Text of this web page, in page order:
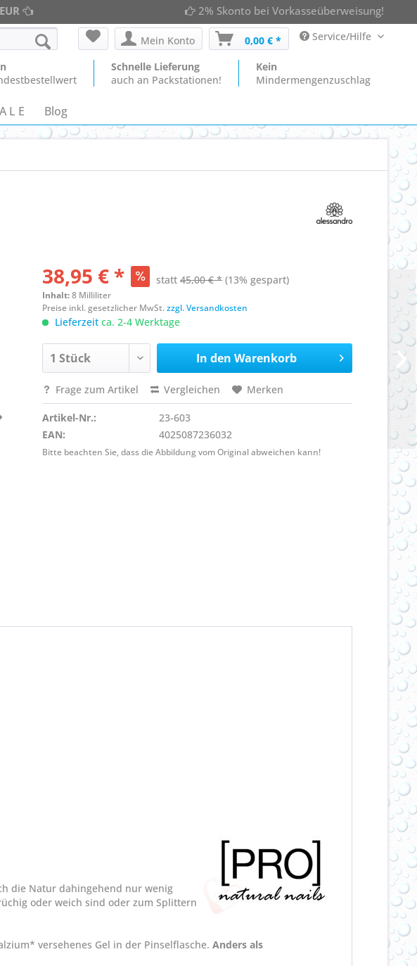
2% Skonto bei Vorkasseüberweisung!
Mein Konto 0,00 € * Service/Hilfe
Schnelle Lieferung
auch an Packstationen!
Kein
Mindermengenzuschlag
L E Blog
38,95 € * statt45,00 € * (13% gespart)
Inhalt:8 Milliliter
Preise inkl. gesetzlicher MwSt.zzgl. Versandkosten
Lieferzeit ca. 2-4 Werktage
In den Warenkorb
Frage zum Artikel Vergleichen Merken
Artikel-Nr.:
23-603
EAN:
4025087236032
Bitte beachten Sie, dass die Abbildung vom Original abweichen kann!
die Natur dahingehend nur wenig
oder weich sind oder zum Splittern
versehenes Gel in der Pinselflasche. Anders als